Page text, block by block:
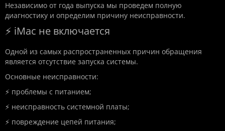
Независимо от года выпуска мы проведем полную
диагностику и определим причину неисправности.
⚡ iMac не включается
Одной из самых распространенных причин обращения
является отсутствие запуска системы.
Основные неисправности:
⚡ проблемы с питанием;
⚡ неисправность системной платы;
⚡ повреждение цепей питания;